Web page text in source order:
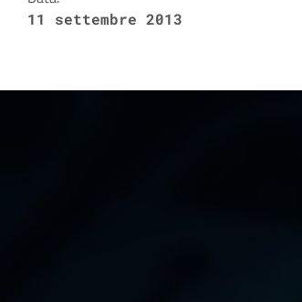
11 settembre 2013